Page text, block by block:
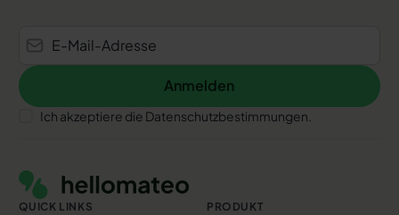
Anmelden
Anmelden
Ich akzeptiere die Datenschutzbestimmungen.
QUICK LINKS PRODUKT